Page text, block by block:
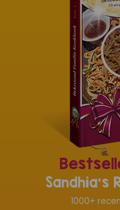
Sandhia's
1000+